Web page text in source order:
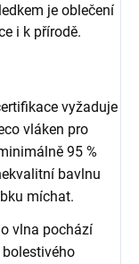
je oblečení
i k přírodě.
vyžaduje
vláken pro
95 %
bavlnu
míchat.
vlna pochází